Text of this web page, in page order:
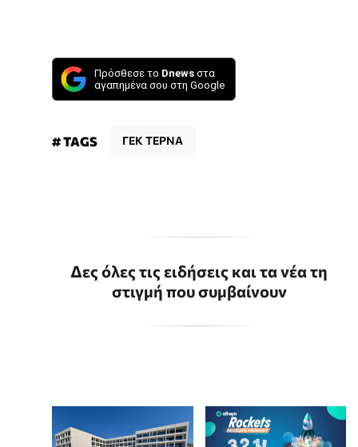
Πρόσθεσε το Dnews στα
αγαπημένα σου στη Google
# TAGS ΓΕΚ ΤΕΡΝΑ
Δες όλες τις ειδήσεις και τα νέα τη
στιγμή που συμβαίνουν